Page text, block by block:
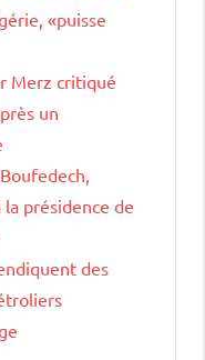
«puisse
Merz critiqué
un
présidence de
des